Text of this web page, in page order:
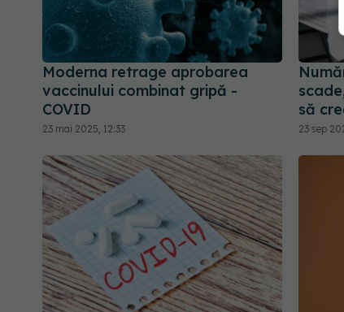
Moderna retrage aprobarea
vaccinului combinat gripă -
COVID
23 mai 2025, 12:33
să
23 sep